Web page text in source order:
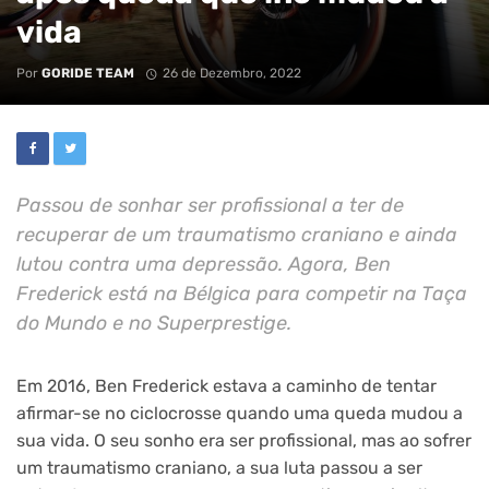
vida
Por GORIDE TEAM 26 de Dezembro, 2022
Passou de sonhar ser profissional a ter de
recuperar de um traumatismo craniano e ainda
lutou contra uma depressão. Agora, Ben
Frederick está na Bélgica para competir na Taça
do Mundo e no Superprestige.
Em 2016, Ben Frederick estava a caminho de tentar
afirmar-se no ciclocrosse quando uma queda mudou a
sua vida. O seu sonho era ser profissional, mas ao sofrer
um traumatismo craniano, a sua luta passou a ser